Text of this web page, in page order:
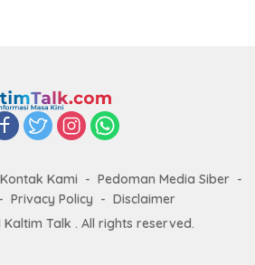
Kontak Kami
Pedoman Media Siber
Privacy Policy
Disclaimer
Kaltim Talk . All rights reserved.